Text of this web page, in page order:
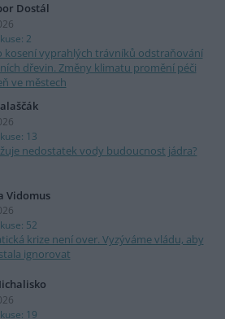
Dostál
2
kosení vyprahlých trávníků odstraňování
dřevin. Změny klimatu promění péči
ve městech
13
nedostatek vody budoucnost jádra?
Vidomus
52
krize není over. Vyzýváme vládu, aby
ignorovat
19